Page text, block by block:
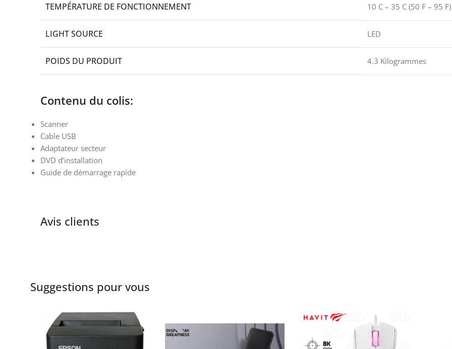
TEMPÉRATURE DE FONCTIONNEMENT 10 C – 35 C (50 F – 95 F)
LIGHT SOURCE LED
POIDS DU PRODUIT 4.3 Kilogrammes
Contenu du colis:
Scanner
Cable USB
Adaptateur secteur
DVD d’installation
Guide de démarrage rapide
Avis clients
Suggestions pour vous